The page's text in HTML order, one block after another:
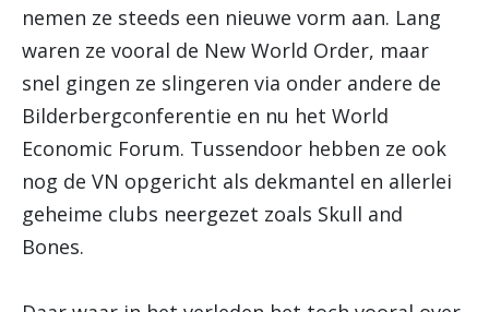
nemen ze steeds een nieuwe vorm aan. Lang
waren ze vooral de New World Order, maar
snel gingen ze slingeren via onder andere de
Bilderbergconferentie en nu het World
Economic Forum. Tussendoor hebben ze ook
nog de VN opgericht als dekmantel en allerlei
geheime clubs neergezet zoals Skull and
Bones.